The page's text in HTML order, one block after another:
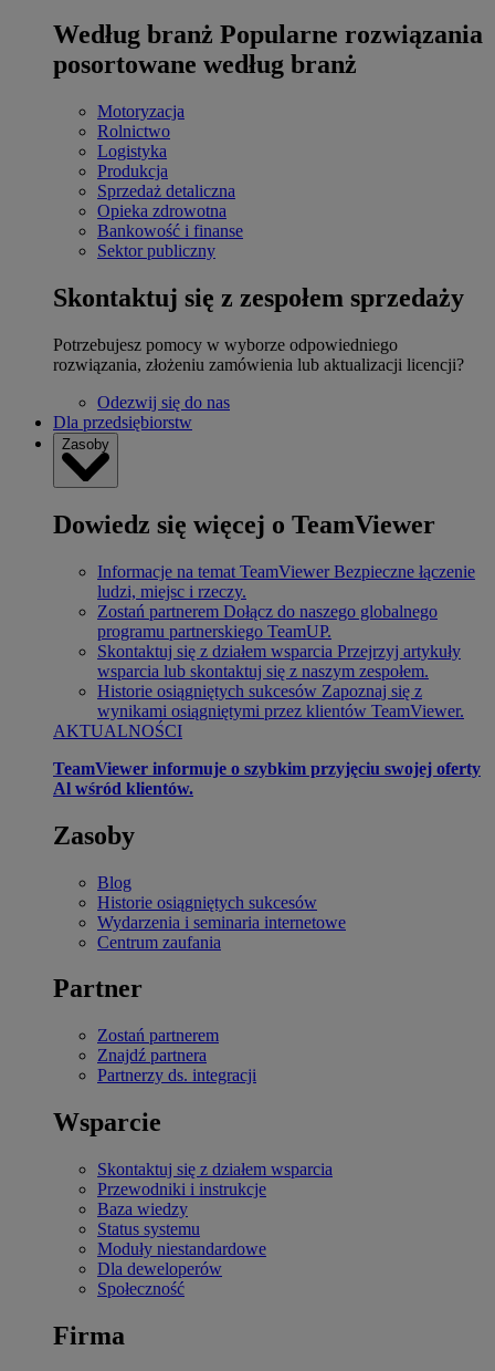
Według branż Popularne rozwiązania
posortowane według branż
Motoryzacja
Rolnictwo
Logistyka
Produkcja
Sprzedaż detaliczna
Opieka zdrowotna
Bankowość i finanse
Sektor publiczny
Skontaktuj się z zespołem sprzedaży
Potrzebujesz pomocy w wyborze odpowiedniego
rozwiązania, złożeniu zamówienia lub aktualizacji licencji?
Odezwij się do nas
Dla przedsiębiorstw
Zasoby
Dowiedz się więcej o TeamViewer
Informacje na temat TeamViewer Bezpieczne łączenie
ludzi, miejsc i rzeczy.
Zostań partnerem Dołącz do naszego globalnego
programu partnerskiego TeamUP.
Skontaktuj się z działem wsparcia Przejrzyj artykuły
wsparcia lub skontaktuj się z naszym zespołem.
Historie osiągniętych sukcesów Zapoznaj się z
wynikami osiągniętymi przez klientów TeamViewer.
AKTUALNOŚCI
TeamViewer informuje o szybkim przyjęciu swojej oferty
Al wśród klientów.
Zasoby
Blog
Historie osiągniętych sukcesów
Wydarzenia i seminaria internetowe
Centrum zaufania
Partner
Zostań partnerem
Znajdź partnera
Partnerzy ds. integracji
Wsparcie
Skontaktuj się z działem wsparcia
Przewodniki i instrukcje
Baza wiedzy
Status systemu
Moduły niestandardowe
Dla deweloperów
Społeczność
Firma